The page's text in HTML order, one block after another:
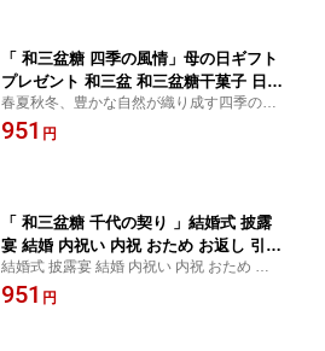
「 和三盆糖 四季の風情」母の日ギフト
プレゼント 和三盆 和三盆糖干菓子 日本
のお土産 結婚式 プチギフト おため お
食い初め 披露宴 内祝い おもたせ 干菓
春夏秋冬、豊かな自然が織り成す四季の
花々。お干菓子で紡ぐ季節の移ろいをお楽
しみください。ホワイトデー お返し 敬老の
951 円
「 和三盆糖 千代の契り 」結婚式 披露
宴 結婚 内祝い 内祝 おため お返し 引き
出物 ギフト スイーツ 和三盆 お干菓子
干菓子 日本のお土産 プチギフト おもた
結婚式 披露宴 結婚 内祝い 内祝 おため お返
し 引き出物 ギフト スイーツ 和三盆 お干菓
子 干菓子 日本のお土産 プチギフト おもた
951 円